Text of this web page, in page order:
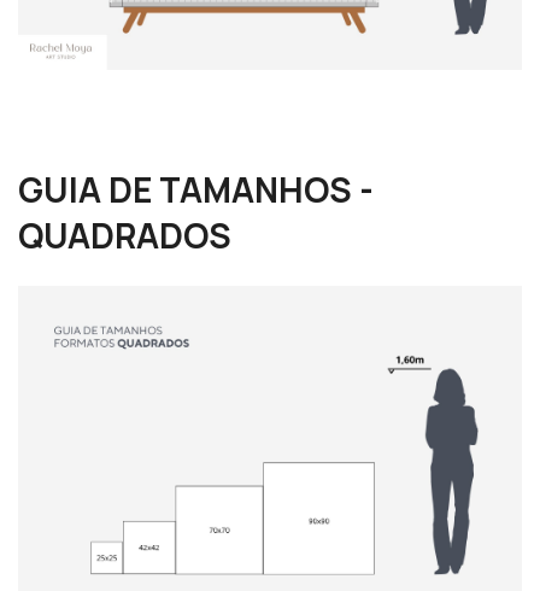
GUIA DE TAMANHOS -
QUADRADOS